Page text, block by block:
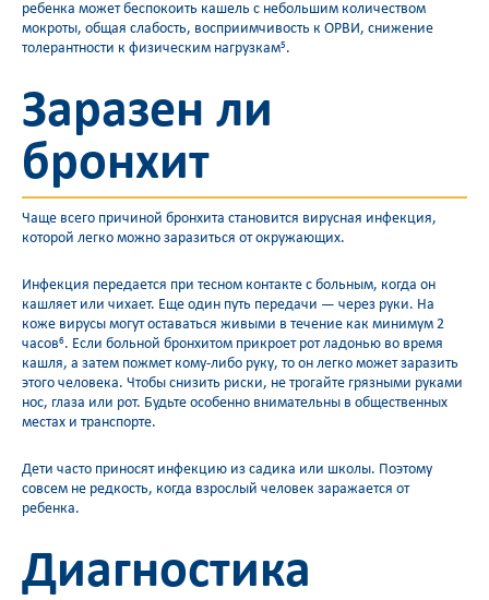
ребенка может беспокоить кашель с небольшим количеством
мокроты, общая слабость, восприимчивость к ОРВИ, снижение
толерантности к физическим нагрузкам5 .
Заразен ли
бронхит
Чаще всего причиной бронхита становится вирусная инфекция,
которой легко можно заразиться от окружающих.
Инфекция передается при тесном контакте с больным, когда он
кашляет или чихает. Еще один путь передачи — через руки. На
коже вирусы могут оставаться живыми в течение как минимум 2
часов6. Если больной бронхитом прикроет рот ладонью во время
кашля, а затем пожмет кому-либо руку, то он легко может заразить
этого человека. Чтобы снизить риски, не трогайте грязными руками
нос, глаза или рот. Будьте особенно внимательны в общественных
местах и транспорте.
Дети часто приносят инфекцию из садика или школы. Поэтому
совсем не редкость, когда взрослый человек заражается от
ребенка.
Диагностика